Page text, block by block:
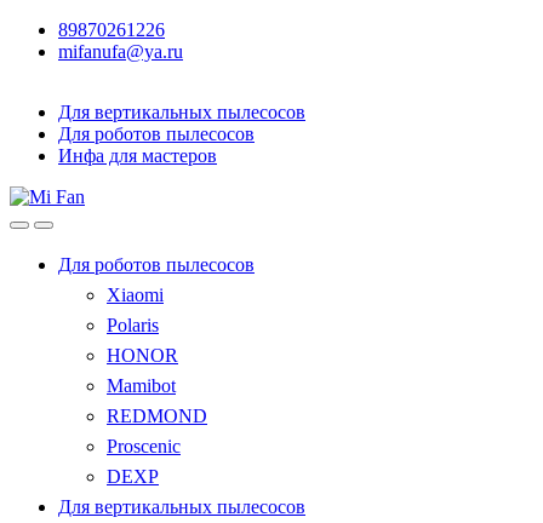
89870261226
mifanufa@ya.ru
Для вертикальных пылесосов
Для роботов пылесосов
Инфа для мастеров
Для роботов пылесосов
Xiaomi
Polaris
HONOR
Mamibot
REDMOND
Proscenic
DEXP
Для вертикальных пылесосов